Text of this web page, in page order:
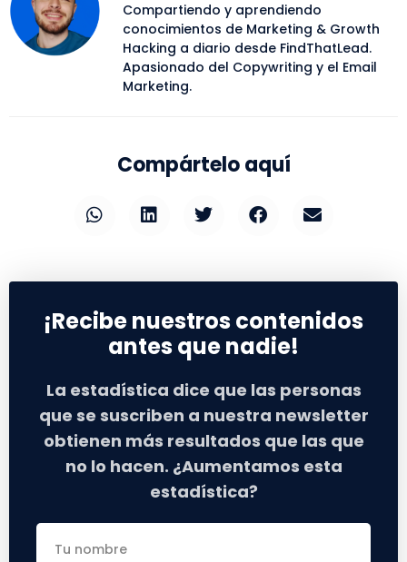
Compartiendo y aprendiendo
conocimientos de Marketing & Growth
Hacking a diario desde FindThatLead.
Apasionado del Copywriting y el Email
Marketing.
Compártelo aquí
¡Recibe nuestros contenidos
antes que nadie!
La estadística dice que las personas
que se suscriben a nuestra newsletter
obtienen más resultados que las que
no lo hacen. ¿Aumentamos esta
estadística?